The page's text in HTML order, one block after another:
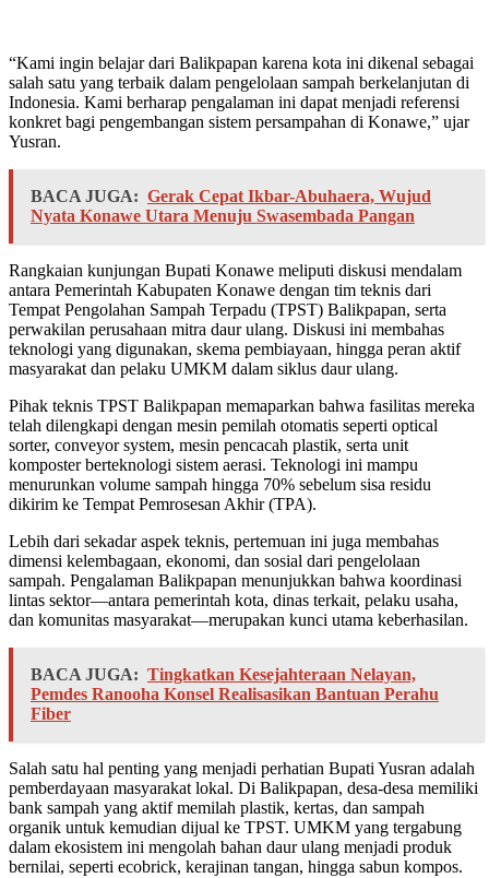
“Kami ingin belajar dari Balikpapan karena kota ini dikenal sebagai
salah satu yang terbaik dalam pengelolaan sampah berkelanjutan di
Indonesia. Kami berharap pengalaman ini dapat menjadi referensi
konkret bagi pengembangan sistem persampahan di Konawe,” ujar
Yusran.
BACA JUGA: Gerak Cepat Ikbar-Abuhaera, Wujud
Nyata Konawe Utara Menuju Swasembada Pangan
Rangkaian kunjungan Bupati Konawe meliputi diskusi mendalam
antara Pemerintah Kabupaten Konawe dengan tim teknis dari
Tempat Pengolahan Sampah Terpadu (TPST) Balikpapan, serta
perwakilan perusahaan mitra daur ulang. Diskusi ini membahas
teknologi yang digunakan, skema pembiayaan, hingga peran aktif
masyarakat dan pelaku UMKM dalam siklus daur ulang.
Pihak teknis TPST Balikpapan memaparkan bahwa fasilitas mereka
telah dilengkapi dengan mesin pemilah otomatis seperti optical
sorter, conveyor system, mesin pencacah plastik, serta unit
komposter berteknologi sistem aerasi. Teknologi ini mampu
menurunkan volume sampah hingga 70% sebelum sisa residu
dikirim ke Tempat Pemrosesan Akhir (TPA).
Lebih dari sekadar aspek teknis, pertemuan ini juga membahas
dimensi kelembagaan, ekonomi, dan sosial dari pengelolaan
sampah. Pengalaman Balikpapan menunjukkan bahwa koordinasi
lintas sektor—antara pemerintah kota, dinas terkait, pelaku usaha,
dan komunitas masyarakat—merupakan kunci utama keberhasilan.
BACA JUGA: Tingkatkan Kesejahteraan Nelayan,
Pemdes Ranooha Konsel Realisasikan Bantuan Perahu
Fiber
Salah satu hal penting yang menjadi perhatian Bupati Yusran adalah
pemberdayaan masyarakat lokal. Di Balikpapan, desa-desa memiliki
bank sampah yang aktif memilah plastik, kertas, dan sampah
organik untuk kemudian dijual ke TPST. UMKM yang tergabung
dalam ekosistem ini mengolah bahan daur ulang menjadi produk
bernilai, seperti ecobrick, kerajinan tangan, hingga sabun kompos.